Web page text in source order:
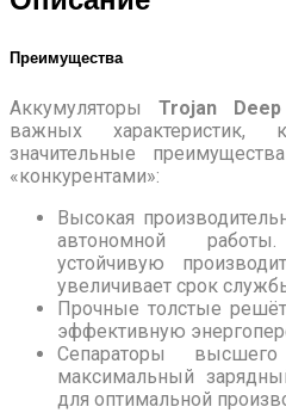
Преимущества
Аккумуляторы Trojan
важных характеристик,
значительные
«конкурентами»:
Высокая
автономной
устойчивую
увеличивает срок
Прочные толстые
эффективную
Сепараторы
максимальный
для оптимальной